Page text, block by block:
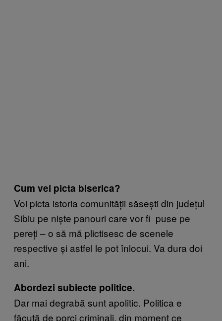
Cum vei picta biserica?
Voi picta istoria comunității săsești din județul
Sibiu pe niște panouri care vor fi puse pe
pereți – o să mă plictisesc de scenele
respective și astfel le pot înlocui. Va dura doi
ani.
Abordezi subiecte politice.
Dar mai degrabă sunt apolitic. Politica e
făcută de porci criminali, din moment ce